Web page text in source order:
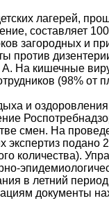
лагерей,
составляет
загородных и
против
А. На кишечные
(98% от
и оздоровления
смен. На
экспертиз подано
количества).
в летний
документы